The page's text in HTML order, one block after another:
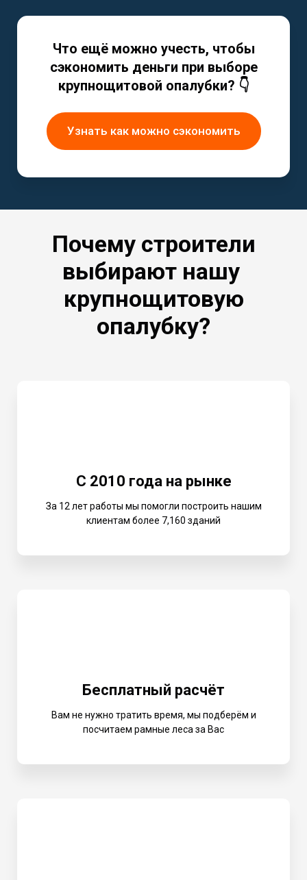
Что ещё можно учесть, чтобы
сэкономить деньги при выборе
крупнощитовой опалубки? 👇
Узнать как можно сэкономить
Почему строители
выбирают нашу
крупнощитовую
опалубку?
С 2010 года на рынке
За 12 лет работы мы помогли построить нашим
клиентам более 7,160 зданий
Бесплатный расчёт
Вам не нужно тратить время, мы подберём и
посчитаем рамные леса за Вас